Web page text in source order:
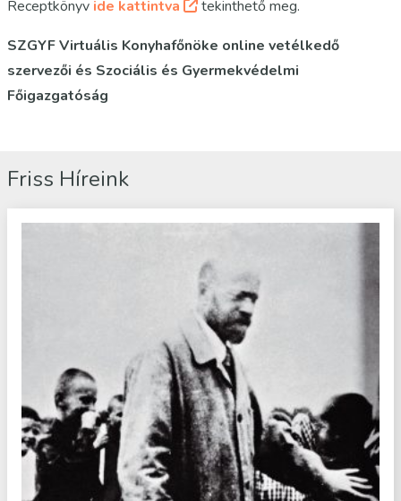
Receptkönyv ide kattintva
tekinthető meg.
SZGYF Virtuális Konyhafőnöke online vetélkedő
szervezői és Szociális és Gyermekvédelmi
Főigazgatóság
Friss Híreink